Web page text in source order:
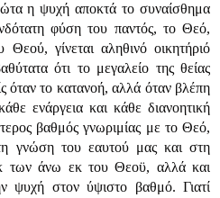
η ψυχή αποκτά το συναίσθημα
φύση του παντός, το Θεό,
Θεού, γίνεται αληθινό οικητήριό
ότι το μεγαλείο της θείας
όταν το κατανοή, αλλά όταν βλέπη
ενάργεια και κάθε διανοητική
βαθμός γνωριμίας με το Θεό,
γνώση του εαυτού μας και στη
των άνω εκ του Θεοϋ, αλλά και
ψυχή στον ύψιστο βαθμό. Γιατί